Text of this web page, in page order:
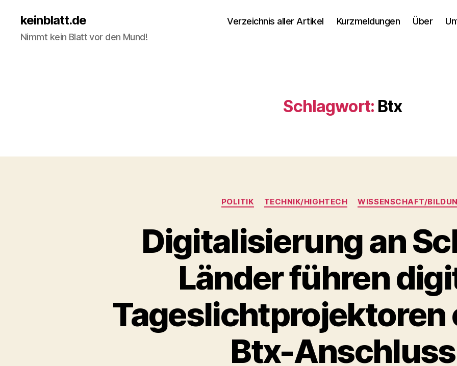
keinblatt.de
Nimmt kein Blatt vor den Mund!
Verzeichnis aller Artikel Kurzmeldungen Über
Schlagwort: Btx
Kategorien
POLITIK TECHNIK/HIGHTECH WISSENSCHAFT/
Digitalisierung an
Länder führen
Tageslichtprojektoren
Btx-Anschluss